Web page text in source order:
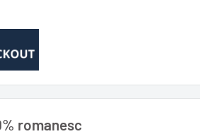
el ar fi acela.“ (RUBY WAX)
romanesc